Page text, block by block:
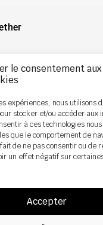
le consentement aux
expériences, nous utilisons
stocker et/ou accéder aux
à ces technologies
que le comportement de
de ne pas consentir ou de
un effet négatif sur
Accepter